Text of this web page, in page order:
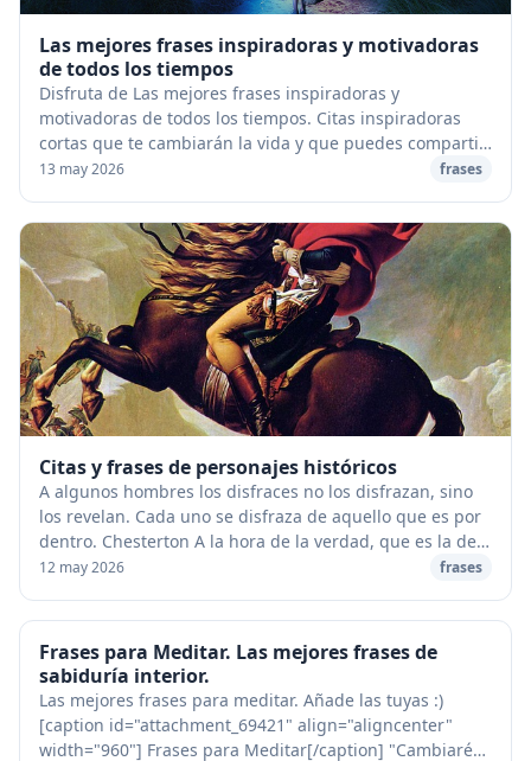
Las mejores frases inspiradoras y motivadoras
de todos los tiempos
Disfruta de Las mejores frases inspiradoras y
motivadoras de todos los tiempos. Citas inspiradoras
cortas que te cambiarán la vida y que puedes compartir
en Facebook, Instagram, Twitter... con tus ami...
13 may 2026 frases
Citas y frases de personajes históricos
A algunos hombres los disfraces no los disfrazan, sino
los revelan. Cada uno se disfraza de aquello que es por
dentro. Chesterton A la hora de la verdad, que es la de
buscarse a sí mismo en lo objetiv...
12 may 2026 frases
Frases para Meditar. Las mejores frases de
sabiduría interior.
Las mejores frases para meditar. Añade las tuyas :)
[caption id="attachment_69421" align="aligncenter"
width="960"] Frases para Meditar[/caption] "Cambiaré